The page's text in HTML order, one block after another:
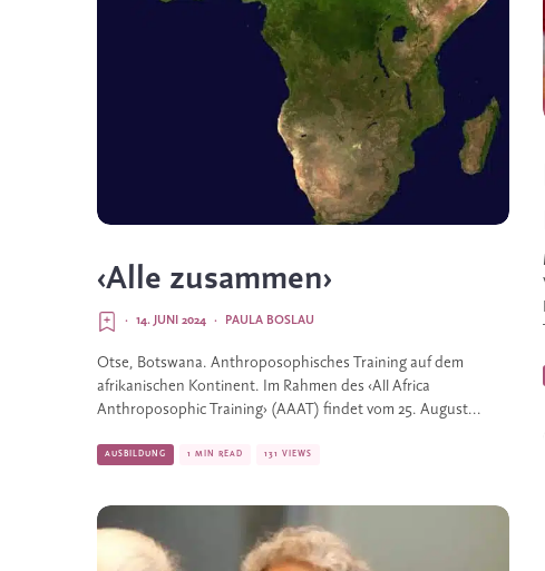
‹Alle zusammen›
PAULA BOSLAU
·
14. JUNI 2024
·
Otse, Botswana. Anthroposophisches Training auf dem
afrikanischen Kontinent. Im Rahmen des ‹All Africa
Anthroposophic Training› (AAAT) findet vom 25. August...
AUSBILDUNG 1 MIN READ 131 VIEWS